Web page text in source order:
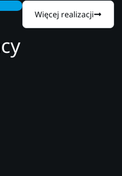
Więcej realizacji